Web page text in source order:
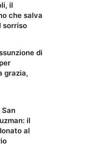
il
che salva
sorriso
di
grazia,
il
al